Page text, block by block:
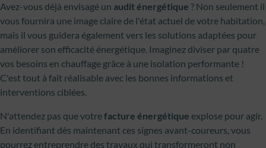
Avez-vous déjà envisagé un audit énergétique ? Non seulement il
vous fournira une image claire de l'état actuel de votre habitation,
mais il vous guidera également vers les solutions adaptées pour
améliorer son efficacité énergétique. Imaginez diviser par quatre
vos besoins en chauffage grâce à une isolation performante !
C'est tout à fait réalisable avec les bonnes informations et
interventions ciblées.
N'attendez pas que votrefacture énergétique explose pour agir.
En identifiant dès maintenant ces signes avant-coureurs, vous
pourrez entreprendre des travaux qui transformeront non